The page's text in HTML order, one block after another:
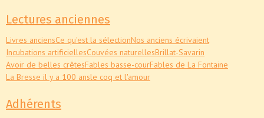
Lectures anciennes
Livres anciensCe qu'est la sélectionNos anciens écrivaient
Incubations artificiellesCouvées naturellesBrillat-Savarin
Avoir de belles crêtesFables basse-courFables de La Fontaine
La Bresse il y a 100 ansle coq et l'amour
Adhérents